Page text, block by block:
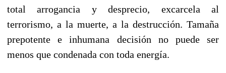
total arrogancia y desprecio, excarcela al
terrorismo, a la muerte, a la destrucción. Tamaña
prepotente e inhumana decisión no puede ser
menos que condenada con toda energía.